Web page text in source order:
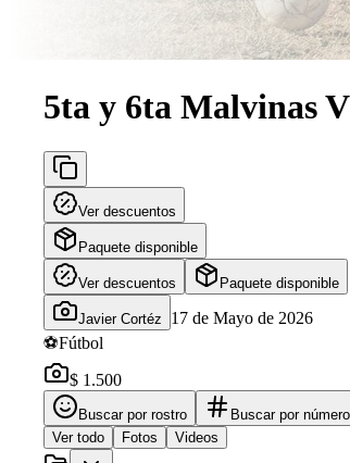
5ta y 6ta Malvinas
Ver descuentos
Paquete disponible
Ver descuentos Paquete disponible
Javier Cortéz
17 de Mayo de 2026
⚽Fútbol
$ 1.500
Buscar por rostro
Buscar por número
Ver todo
Fotos Videos